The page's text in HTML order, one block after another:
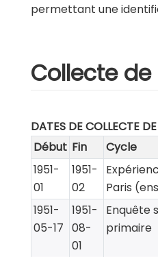
permettant une
Collecte
DATES DE COLLECTE
Début Fin
Cycle
1951-
01
1951-
02
Paris
1951-
05-17
1951-
08-
01
Enquête
primaire